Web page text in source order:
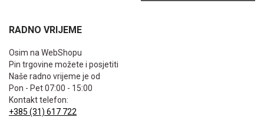
RADNO VRIJEME
Osim na WebShopu
Pin trgovine možete i posjetiti
Naše radno vrijeme je od
Pon - Pet 07:00 - 15:00
Kontakt telefon:
+385 (31) 617 722